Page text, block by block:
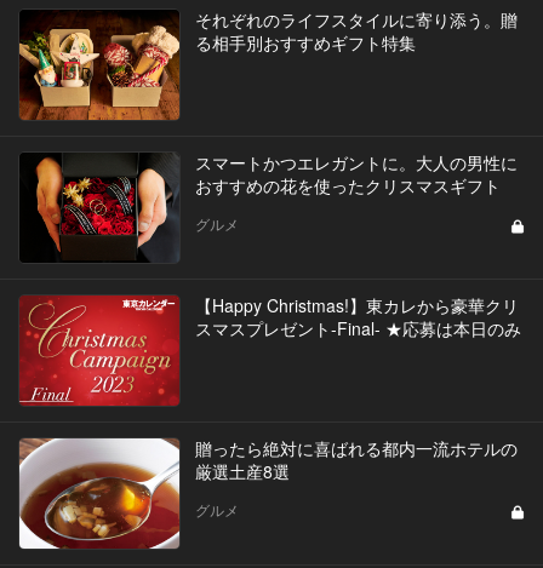
それぞれのライフスタイルに寄り添う。贈
る相手別おすすめギフト特集
スマートかつエレガントに。大人の男性に
おすすめの花を使ったクリスマスギフト
グルメ
【Happy Christmas!】東カレから豪華クリ
スマスプレゼント-Final- ★応募は本日のみ
贈ったら絶対に喜ばれる都内一流ホテルの
厳選土産8選
グルメ